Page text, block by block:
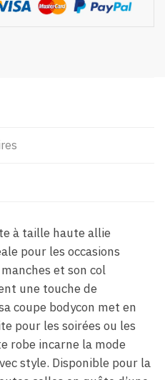
à taille haute allie
pour les occasions
et son col
une touche de
coupe bodycon met en
pour les soirées ou les
robe incarne la mode
style. Disponible pour la